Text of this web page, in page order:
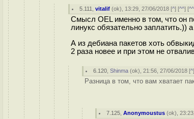
5.111 ,vitalif (ok), 13:29, 27/06/2018 [^] [^^] [
Смысл OEL именно в том, что он
линукс обязательно заплатить.))
А из дебиана пакетов хоть
2 раза новее и при этом не
6.120 ,Shinma (ok), 21:56, 27/06/2018 [^
Разница в том, что вам хватает
7.125 ,Anonymoustus (ok),